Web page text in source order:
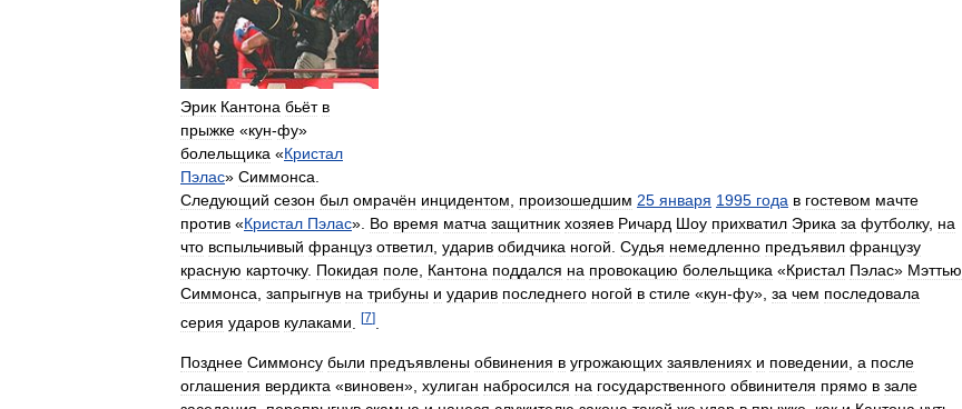
Эрик Кантона бьёт в
прыжке «кун-фу»
болельщика «Кристал
Пэлас» Симмонса
Следующий сезон был омрачён инцидентом произошедшим 25 января 1995 года в гостевом мачте
против «Кристал Пэлас». Во время матча защитник хозяев Ричард Шоу прихватил Эрика за футболку, на
что вспыльчивый француз ответил ударив обидчика ногой Судья немедленно предъявил французу
красную карточку. Покидая поле Кантона поддался на провокацию болельщика «Кристал Пэлас» Мэттью
Симмонса запрыгнув на трибуны и ударив последнего ногой в стиле «кун-фу», за чем последовала
серия ударов кулаками [7]
Позднее Симмонсу были предъявлены обвинения в угрожающих заявлениях и поведении, а после
оглашения вердикта «виновен», хулиган набросился на государственного обвинителя прямо в зале